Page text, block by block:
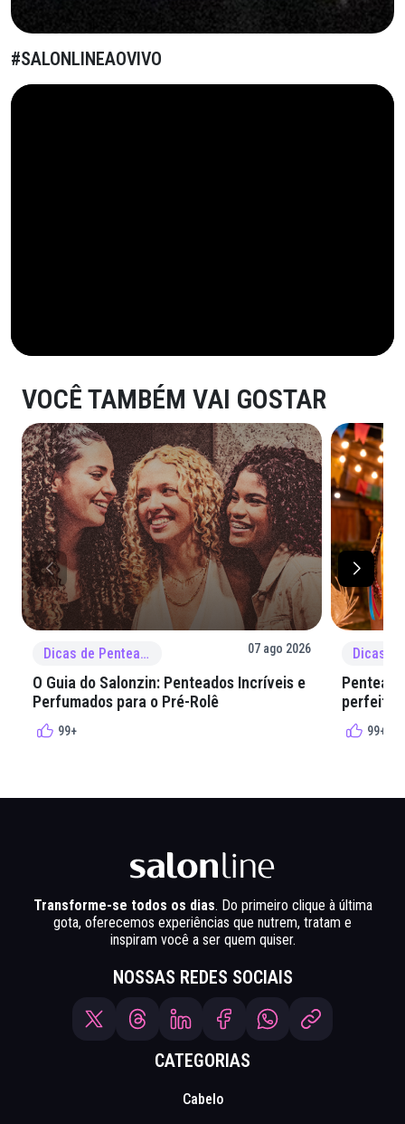
#SALONLINEAOVIVO
VOCÊ TAMBÉM VAI GOSTAR
Dicas de Penteado 07 ago 2026
O Guia do Salonzin: Penteados Incríveis e
Perfumados para o Pré-Rolê
99+
perfeita
99+
Transforme-se todos os dias. Do primeiro clique à última
gota, oferecemos experiências que nutrem, tratam e
inspiram você a ser quem quiser.
NOSSAS REDES SOCIAIS
CATEGORIAS
Cabelo